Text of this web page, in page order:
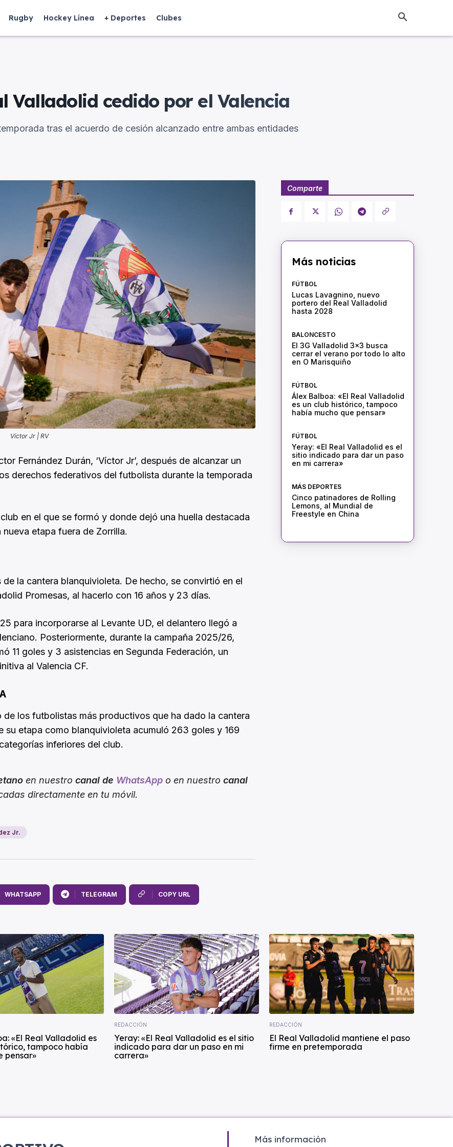
Rugby Hockey Línea + Deportes Clubes
Valladolid cedido por el Valencia
tras el acuerdo de cesión alcanzado entre ambas entidades
Víctor Jr | RV
Fernández Durán, ‘Víctor Jr’, después de alcanzar un
derechos federativos del futbolista durante la temporada
en el que se formó y donde dejó una huella destacada
etapa fuera de Zorrilla.
la cantera blanquivioleta. De hecho, se convirtió en el
Promesas, al hacerlo con 16 años y 23 días.
para incorporarse al Levante UD, el delantero llegó a
Posteriormente, durante la campaña 2025/26,
11 goles y 3 asistencias en Segunda Federación, un
al Valencia CF.
los futbolistas más productivos que ha dado la cantera
su etapa como blanquivioleta acumuló 263 goles y 169
inferiores del club.
en nuestro canal de WhatsApp o en nuestro canal
directamente en tu móvil.
Jr.
WHATSAPP TELEGRAM COPY URL
Comparte
Más noticias
FÚTBOL
Lucas Lavagnino, nuevo
portero del Real Valladolid
hasta 2028
BALONCESTO
El 3G Valladolid 3×3 busca
cerrar el verano por todo lo alto
en O Marisquiño
FÚTBOL
Álex Balboa: «El Real Valladolid
es un club histórico, tampoco
había mucho que pensar»
FÚTBOL
Yeray: «El Real Valladolid es el
sitio indicado para dar un paso
en mi carrera»
MÁS DEPORTES
Cinco patinadores de Rolling
Lemons, al Mundial de
Freestyle en China
«El Real Valladolid es
tampoco había
pensar»
REDACCIÓN
Yeray: «El Real Valladolid es el sitio
indicado para dar un paso en mi
carrera»
REDACCIÓN
El Real Valladolid mantiene el paso
firme en pretemporada
Más información